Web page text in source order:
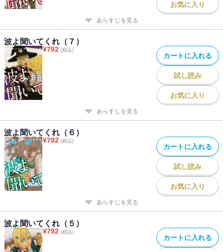
お気に入り
あらすじを見る
波よ聞いてくれ（７）
¥792 (税込)
カートに入れる
試し読み
お気に入り
あらすじを見る
波よ聞いてくれ（６）
¥792 (税込)
カートに入れる
試し読み
お気に入り
あらすじを見る
波よ聞いてくれ（５）
¥792 (税込)
カートに入れる